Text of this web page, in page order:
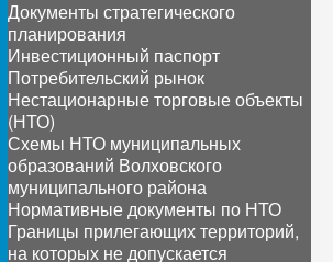
Документы стратегического
планирования
Инвестиционный паспорт
Потребительский рынок
Нестационарные торговые объекты
(НТО)
Схемы НТО муниципальных
образований Волховского
муниципального района
Нормативные документы по НТО
Границы прилегающих территорий,
на которых не допускается